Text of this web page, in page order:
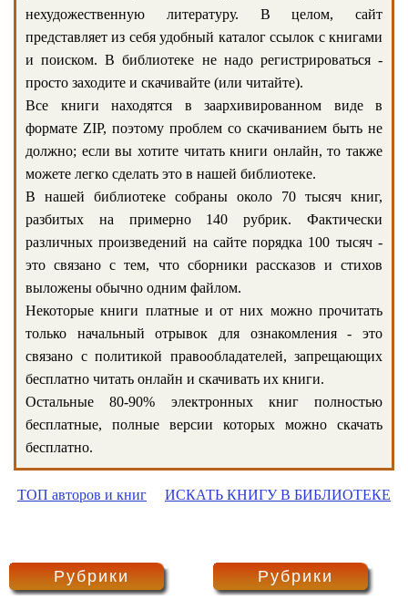
нехудожественную литературу. В целом, сайт
представляет из себя удобный каталог ссылок с книгами
и поиском. В библиотеке не надо регистрироваться -
просто заходите и скачивайте (или читайте).
Все книги находятся в заархивированном виде в
формате ZIP, поэтому проблем со скачиванием быть не
должно; если вы хотите читать книги онлайн, то также
можете легко сделать это в нашей библиотеке.
В нашей библиотеке собраны около 70 тысяч книг,
разбитых на примерно 140 рубрик. Фактически
различных произведений на сайте порядка 100 тысяч -
это связано с тем, что сборники рассказов и стихов
выложены обычно одним файлом.
Некоторые книги платные и от них можно прочитать
только начальный отрывок для ознакомления - это
связано с политикой правообладателей, запрещающих
бесплатно читать онлайн и скачивать их книги.
Остальные 80-90% электронных книг полностью
бесплатные, полные версии которых можно скачать
бесплатно.
ТОП авторов и книг ИСКАТЬ КНИГУ В БИБЛИОТЕКЕ
Рубрики Рубрики